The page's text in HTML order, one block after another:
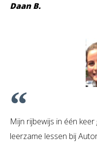
Daan B.
Mijn rijbewijs in één
leerzame lessen bij